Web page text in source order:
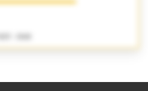
1825 - 1868